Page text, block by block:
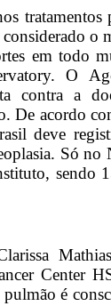
o
em todo
O
contra a
De acordo
deve
Só
sendo
Center
é